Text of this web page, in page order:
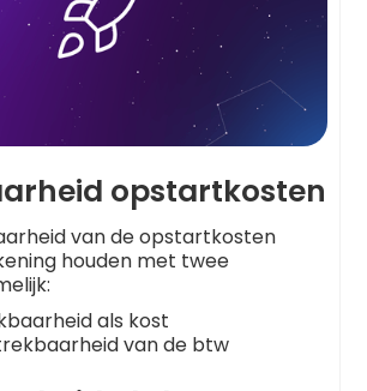
opstartkosten
van de opstartkosten
houden met twee
als kost
van de btw